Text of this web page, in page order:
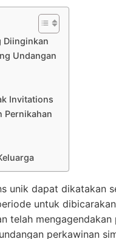
Diinginkan
Undangan
Invitations
Pernikahan
unik dapat dikatakan
untuk
telah mengagendakan
perkawinan